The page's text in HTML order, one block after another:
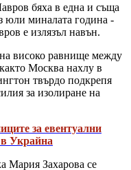
бяха в една и съща
юли миналата година -
е излязъл навън.
високо равнище между
Москва нахлу в
твърдо подкрепя
за изолиране на
за евентуални
Украйна
Мария Захарова се